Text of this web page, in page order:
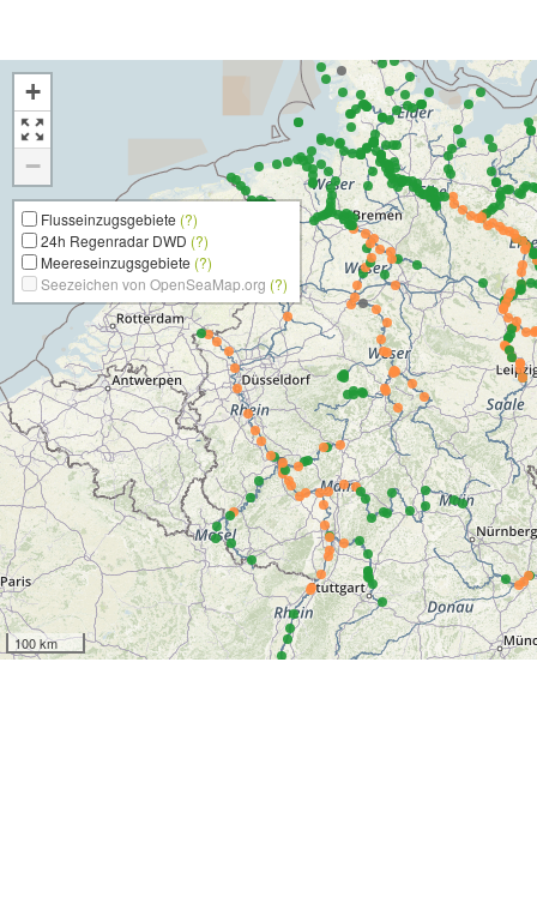
+
−
Flusseinzugsgebiete (?)
24h Regenradar DWD (?)
Meereseinzugsgebiete (?)
Seezeichen von OpenSeaMap.org (?)
100 km